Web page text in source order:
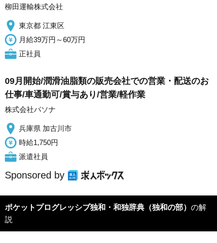
柳田運輸株式会社
東京都 江東区
月給39万円～60万円
正社員
09月開始/潤滑油脂類の販売会社での営業・配送のお
仕事/車通勤可/賞与あり/営業/軽作業
株式会社パソナ
兵庫県 加古川市
時給1,750円
派遣社員
Sponsored by
ポケットプログレッシブ独和・和独辞典（独和の部） の解
説